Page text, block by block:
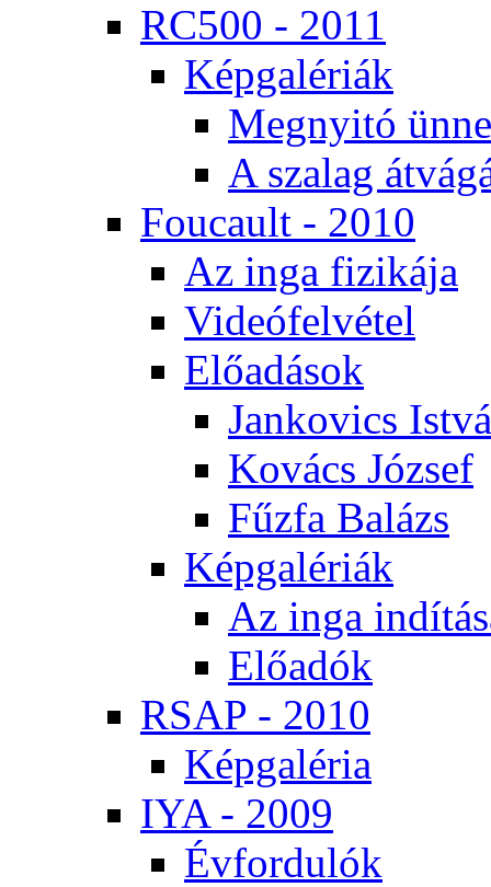
RC500 - 2011
Kép­ga­lé­ri­ák
Meg­nyi­tó
A sza­lag
Fo­u­ca­ult - 2010
Az in­ga fi­zi­ká­ja
Vi­de­ó­fel­vé­tel
Elő­adá­sok
Jan­ko­vics
Ko­vács Jó­zsef
Fűz­fa Ba­lázs
Kép­ga­lé­ri­ák
Az in­ga
Elő­adók
RSAP - 2010
Kép­ga­lé­ria
IYA - 2009
Év­for­du­lók